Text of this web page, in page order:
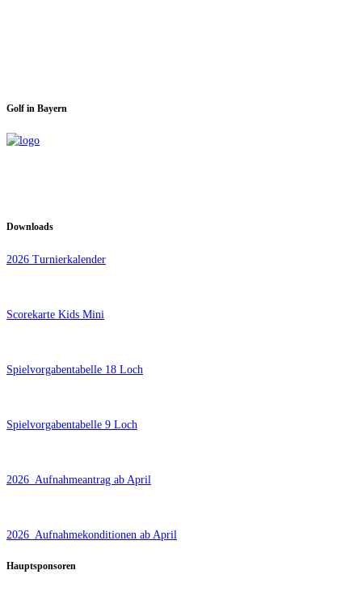
Golf in Bayern
Downloads
2026 Turnierkalender
Scorekarte Kids Mini
Spielvorgabentabelle 18 Loch
Spielvorgabentabelle 9 Loch
2026_Aufnahmeantrag ab April
2026_Aufnahmekonditionen ab April
Hauptsponsoren